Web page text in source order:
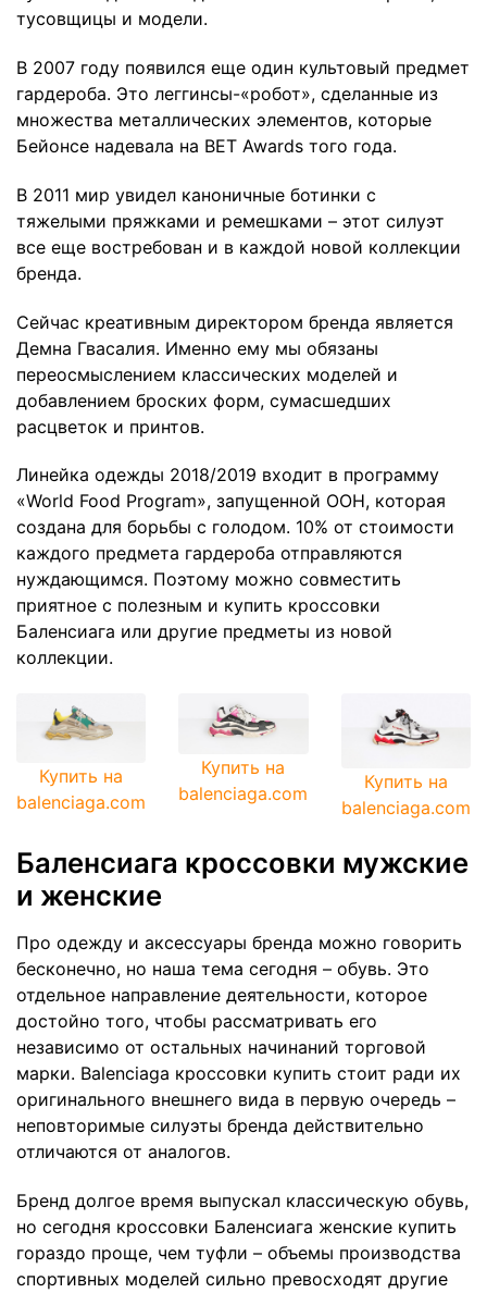
тусовщицы и модели.
В 2007 году появился еще один культовый предмет
гардероба. Это леггинсы-«робот», сделанные из
множества металлических элементов, которые
Бейонсе надевала на BET Awards того года.
В 2011 мир увидел каноничные ботинки с
тяжелыми пряжками и ремешками – этот силуэт
все еще востребован и в каждой новой коллекции
бренда.
Сейчас креативным директором бренда является
Демна Гвасалия. Именно ему мы обязаны
переосмыслением классических моделей и
добавлением броских форм, сумасшедших
расцветок и принтов.
Линейка одежды 2018/2019 входит в программу
«World Food Program», запущенной ООН, которая
создана для борьбы с голодом. 10% от стоимости
каждого предмета гардероба отправляются
нуждающимся. Поэтому можно совместить
приятное с полезным и купить кроссовки
Баленсиага или другие предметы из новой
коллекции.
Купить на
balenciaga.com
Купить на
balenciaga.com
Купить на
balenciaga.com
Баленсиага кроссовки мужские
и женские
Про одежду и аксессуары бренда можно говорить
бесконечно, но наша тема сегодня – обувь. Это
отдельное направление деятельности, которое
достойно того, чтобы рассматривать его
независимо от остальных начинаний торговой
марки. Balenciaga кроссовки купить стоит ради их
оригинального внешнего вида в первую очередь –
неповторимые силуэты бренда действительно
отличаются от аналогов.
Бренд долгое время выпускал классическую обувь,
но сегодня кроссовки Баленсиага женские купить
гораздо проще, чем туфли – объемы производства
спортивных моделей сильно превосходят другие